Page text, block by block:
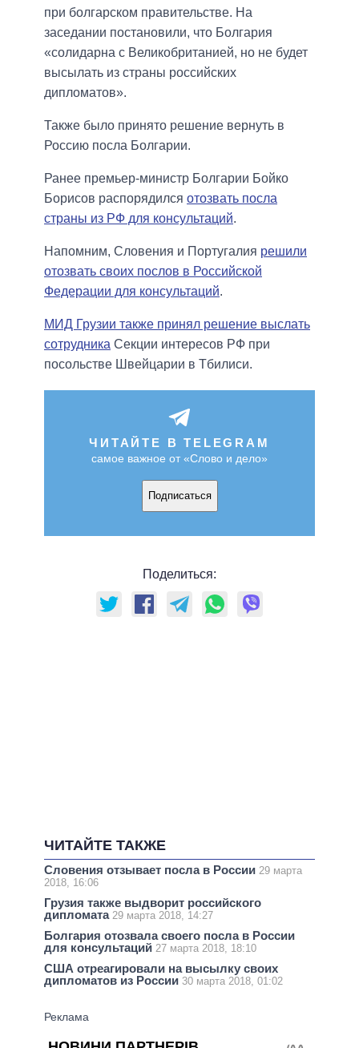
при болгарском правительстве. На
заседании постановили, что Болгария
«солидарна с Великобританией, но не будет
высылать из страны российских
дипломатов».
Также было принято решение вернуть в
Россию посла Болгарии.
Ранее премьер-министр Болгарии Бойко
Борисов распорядился отозвать посла
страны из РФ для консультаций.
Напомним, Словения и Португалия решили
отозвать своих послов в Российской
Федерации для консультаций.
МИД Грузии также принял решение выслать
сотрудника Секции интересов РФ при
посольстве Швейцарии в Тбилиси.
ЧИТАЙТЕ В TELEGRAM
самое важное от «Слово и дело»
Подписаться
Поделиться:
ЧИТАЙТЕ ТАКЖЕ
Словения отзывает посла в России 29 марта
2018, 16:06
Грузия также выдворит российского
дипломата 29 марта 2018, 14:27
Болгария отозвала своего посла в России
для консультаций 27 марта 2018, 18:10
США отреагировали на высылку своих
дипломатов из России 30 марта 2018, 01:02